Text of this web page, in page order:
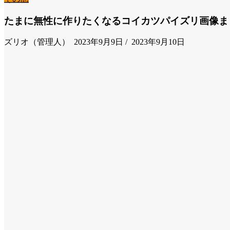
たまに無性に作りたくなるコイカツパイズリ画像
ズリオ（管理人） 2023年9月9日 / 2023年9月10日